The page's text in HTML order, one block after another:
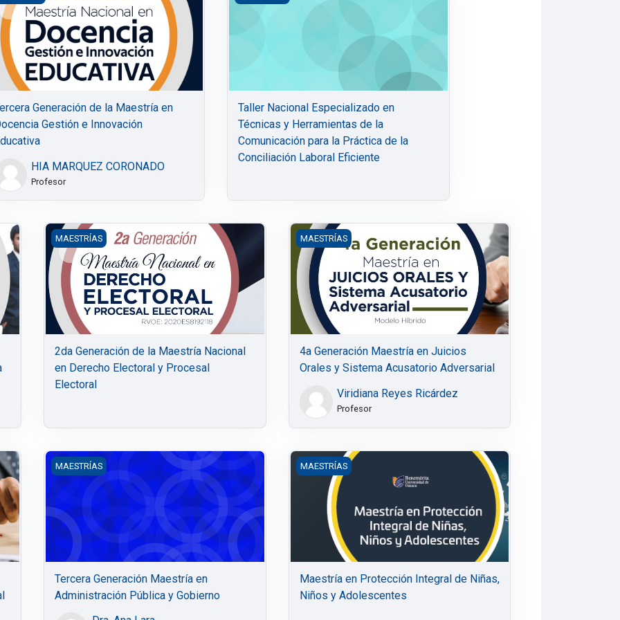
Generación de la Maestría en
Gestión e Innovación
HIA MARQUEZ CORONADO
Profesor
Taller Nacional Especializado en
Técnicas y Herramientas de la
Comunicación para la Práctica de la
Conciliación Laboral Eficiente
Laboral" y 1a Generación de la Especialidad en Justicia Laboral
2da Generación de la Maestría Nacional en Derecho Electoral y Procesal Electoral
MAESTRÍAS
2da Generación de la Maestría Nacional
en Derecho Electoral y Procesal
Electoral
4a Generación Maestría en Juicios Orales y Sistema Acusatorio
MAESTRÍAS
4a Generación Maestría en Juicios
Orales y Sistema Acusatorio Adversarial
Viridiana Reyes Ricárdez
Profesor
y Sistema Acusatorio Adversarial
Tercera Generación Maestría en Administración Pública y Gobierno
MAESTRÍAS
Tercera Generación Maestría en
Administración Pública y Gobierno
Maestría en Protección Integral de Niñas, Niños y Adolescentes
MAESTRÍAS
Maestría en Protección Integral de Niñas,
Niños y Adolescentes